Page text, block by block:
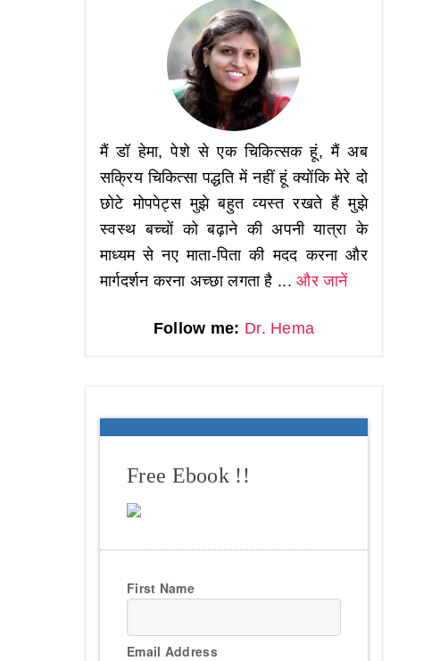
मैं डॉ हेमा, पेशे से एक चिकित्सक हूं, मैं अब
सक्रिय चिकित्सा पद्धति में नहीं हूं क्योंकि मेरे दो
छोटे मोपपेट्स मुझे बहुत व्यस्त रखते हैं मुझे
स्वस्थ बच्चों को बढ़ाने की अपनी यात्रा के
माध्यम से नए माता-पिता की मदद करना और
मार्गदर्शन करना अच्छा लगता है ...और जानें
Follow me: Dr. Hema
Free Ebook !!
First Name
Email Address